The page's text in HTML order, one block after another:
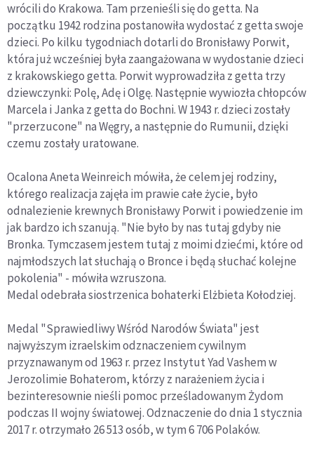
wrócili do Krakowa. Tam przenieśli się do getta. Na
początku 1942 rodzina postanowiła wydostać z getta swoje
dzieci. Po kilku tygodniach dotarli do Bronisławy Porwit,
która już wcześniej była zaangażowana w wydostanie dzieci
z krakowskiego getta. Porwit wyprowadziła z getta trzy
dziewczynki: Polę, Adę i Olgę. Następnie wywiozła chłopców
Marcela i Janka z getta do Bochni. W 1943 r. dzieci zostały
"przerzucone" na Węgry, a następnie do Rumunii, dzięki
czemu zostały uratowane.
Ocalona Aneta Weinreich mówiła, że celem jej rodziny,
którego realizacja zajęła im prawie całe życie, było
odnalezienie krewnych Bronisławy Porwit i powiedzenie im
jak bardzo ich szanują. "Nie było by nas tutaj gdyby nie
Bronka. Tymczasem jestem tutaj z moimi dziećmi, które od
najmłodszych lat słuchają o Bronce i będą słuchać kolejne
pokolenia" - mówiła wzruszona.
Medal odebrała siostrzenica bohaterki Elżbieta Kołodziej.
Medal "Sprawiedliwy Wśród Narodów Świata" jest
najwyższym izraelskim odznaczeniem cywilnym
przyznawanym od 1963 r. przez Instytut Yad Vashem w
Jerozolimie Bohaterom, którzy z narażeniem życia i
bezinteresownie nieśli pomoc prześladowanym Żydom
podczas II wojny światowej. Odznaczenie do dnia 1 stycznia
2017 r. otrzymało 26 513 osób, w tym 6 706 Polaków.